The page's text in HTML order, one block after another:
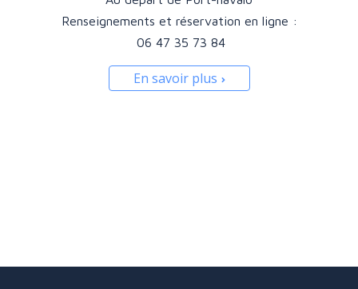
Renseignements et réservation en ligne :
06 47 35 73 84
En savoir plus